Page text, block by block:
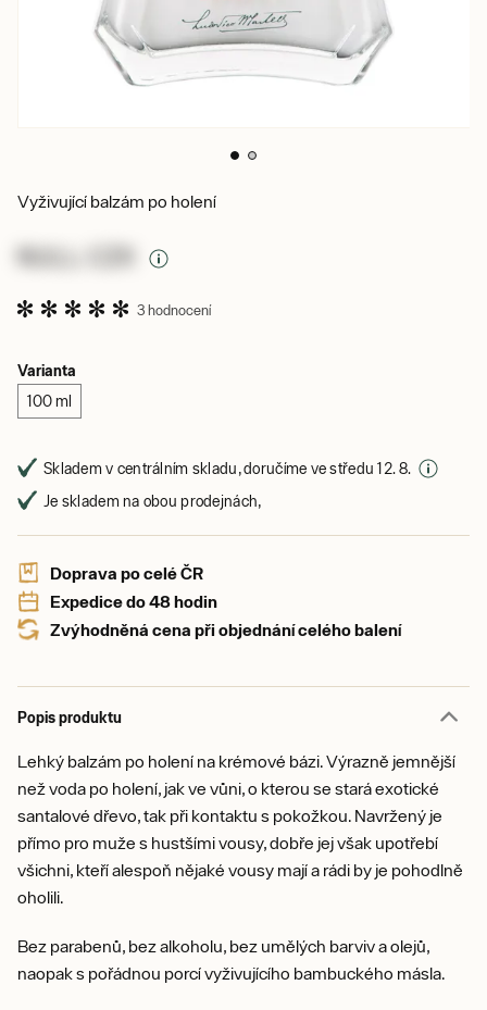
Vyživující balzám po holení
NULL CZK
3 hodnocení
Varianta
100 ml
Skladem v centrálním skladu, doručíme ve středu 12. 8.
Je skladem na obou prodejnách,
Doprava po celé ČR
Expedice do 48 hodin
Zvýhodněná cena při objednání celého balení
Popis produktu
Lehký balzám po holení na krémové bázi. Výrazně jemnější
než voda po holení, jak ve vůni, o kterou se stará exotické
santalové dřevo, tak při kontaktu s pokožkou. Navržený je
přímo pro muže s hustšími vousy, dobře jej však upotřebí
všichni, kteří alespoň nějaké vousy mají a rádi by je pohodlně
oholili.
Bez parabenů, bez alkoholu, bez umělých barviv a olejů,
naopak s pořádnou porcí vyživujícího bambuckého másla.